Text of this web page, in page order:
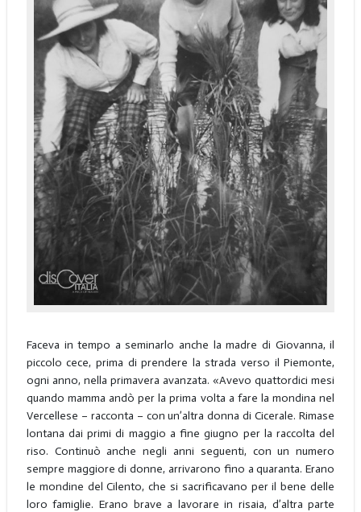
Faceva in tempo a seminarlo anche la madre di Giovanna, il
piccolo cece, prima di prendere la strada verso il Piemonte,
ogni anno, nella primavera avanzata. «Avevo quattordici mesi
quando mamma andò per la prima volta a fare la mondina nel
Vercellese – racconta – con un’altra donna di Cicerale. Rimase
lontana dai primi di maggio a fine giugno per la raccolta del
riso. Continuò anche negli anni seguenti, con un numero
sempre maggiore di donne, arrivarono fino a quaranta. Erano
le mondine del Cilento, che si sacrificavano per il bene delle
loro famiglie. Erano brave a lavorare in risaia, d’altra parte